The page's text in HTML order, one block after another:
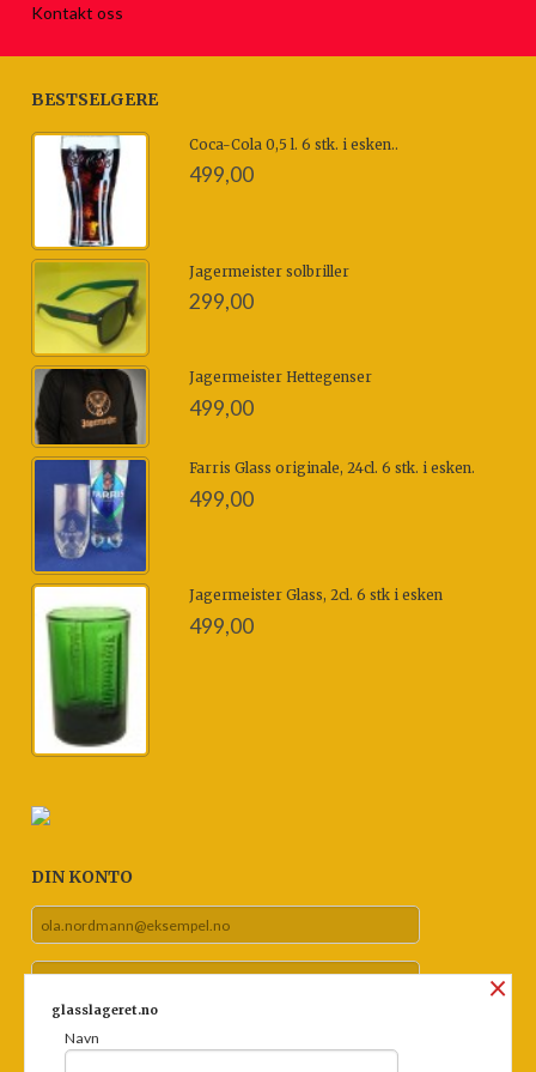
Kontakt oss
BESTSELGERE
Coca-Cola 0,5 l. 6 stk. i esken..
499,00
Jagermeister solbriller
299,00
Jagermeister Hettegenser
499,00
Farris Glass originale, 24cl. 6 stk. i esken.
499,00
Jagermeister Glass, 2cl. 6 stk i esken
499,00
DIN KONTO
×
glasslageret.no
Navn